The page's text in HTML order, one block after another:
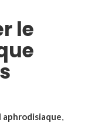
le
aphrodisiaque,